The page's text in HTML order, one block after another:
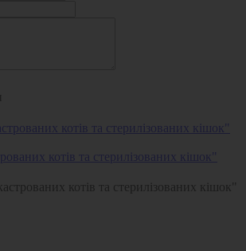
котів та стерилізованих кішок"
котів та стерилізованих кішок"